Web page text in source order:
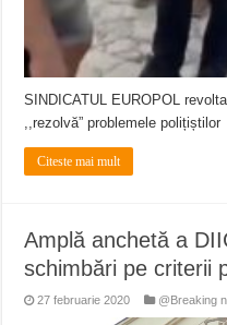
SINDICATUL EUROPOL
,,rezolvă” problemele polițiștilor
Citeste mai mult
Amplă anchetă a
schimbări pe criterii
27 februarie 2020 @Breaking